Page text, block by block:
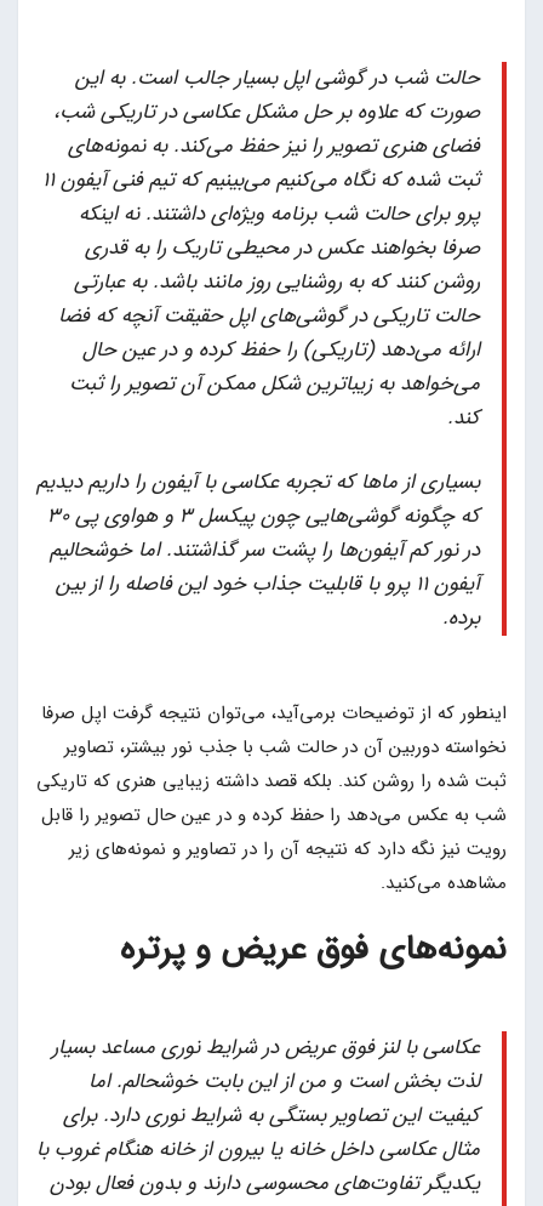
حالت شب در گوشی اپل بسیار جالب است. به این
صورت که علاوه بر حل مشکل عکاسی در تاریکی شب،
فضای هنری تصویر را نیز حفظ می‌کند. به نمونه‌های
ثبت شده که نگاه می‌کنیم می‌بینیم که تیم فنی آیفون ۱۱
پرو برای حالت شب برنامه ویژه‌ای داشتند. نه اینکه
صرفا بخواهند عکس در محیطی تاریک را به قدری
روشن کنند که به روشنایی روز مانند باشد. به عبارتی
حالت تاریکی در گوشی‌های اپل حقیقت آنچه که فضا
ارائه می‌دهد (تاریکی) را حفظ کرده و در عین حال
می‌خواهد به زیباترین شکل ممکن آن تصویر را ثبت
کند.
بسیاری از ماها که تجربه عکاسی با آیفون را داریم دیدیم
که چگونه گوشی‌هایی چون پیکسل ۳ و هواوی پی ۳۰
در نور کم آیفون‌ها را پشت سر گذاشتند. اما خوشحالیم
آیفون ۱۱ پرو با قابلیت جذاب خود این فاصله را از بین
برده.
اینطور که از توضیحات برمی‌آید، می‌توان نتیجه گرفت اپل صرفا
نخواسته دوربین آن در حالت شب با جذب نور بیشتر، تصاویر
ثبت شده را روشن کند. بلکه قصد داشته زیبایی هنری که تاریکی
شب به عکس می‌دهد را حفظ کرده و در عین حال تصویر را قابل
رویت نیز نگه دارد که نتیجه آن را در تصاویر و نمونه‌های زیر
مشاهده می‌کنید.
نمونه‌های فوق عریض و پرتره
عکاسی با لنز فوق عریض در شرایط نوری مساعد بسیار
لذت بخش است و من از این بابت خوشحالم. اما
کیفیت این تصاویر بستگی به شرایط نوری دارد. برای
مثال عکاسی داخل خانه یا بیرون از خانه هنگام غروب با
یکدیگر تفاوت‌های محسوسی دارند و بدون فعال بودن